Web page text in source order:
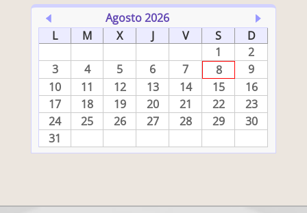
Agosto 2026
L
M X J V S
D
1
2
3
4 5 6 7 8
9
10
11 12 13 14 15
16
17
18 19 20 21 22
23
24
25 26 27 28 29
30
31